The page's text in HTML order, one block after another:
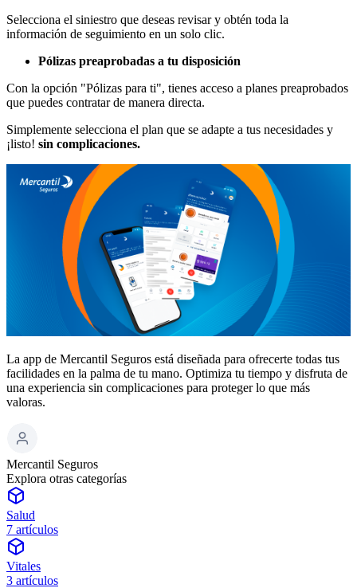
Selecciona el siniestro que deseas revisar y obtén toda la
información de seguimiento en un solo clic.
Pólizas preaprobadas a tu disposición
Con la opción "Pólizas para ti", tienes acceso a planes preaprobados
que puedes contratar de manera directa.
Simplemente selecciona el plan que se adapte a tus necesidades y
¡listo! sin complicaciones.
La app de Mercantil Seguros está diseñada para ofrecerte todas tus
facilidades en la palma de tu mano. Optimiza tu tiempo y disfruta de
una experiencia sin complicaciones para proteger lo que más
valoras.
Mercantil Seguros
Explora otras categorías
Salud
7 artículos
Vitales
3 artículos